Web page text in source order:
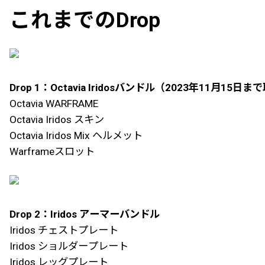
これまでのDrop
Drop 1：Octavia Iridosバンドル（2023年11月15日まで
Octavia WARFRAME
Octavia Iridos スキン
Octavia Iridos Mix ヘルメット
Warframeスロット
Drop 2：Iridos アーマーバンドル
Iridos チェストプレート
Iridos ショルダープレート
Iridos レッグプレート